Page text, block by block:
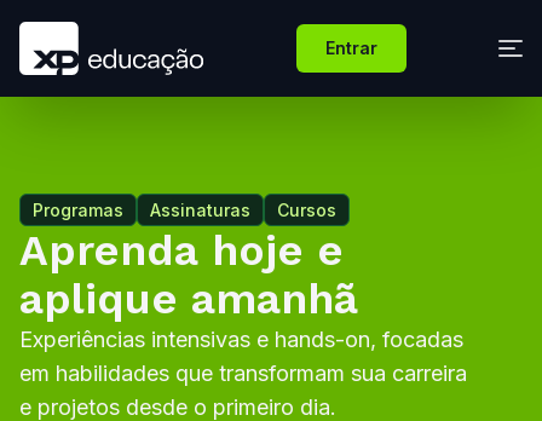
Entrar
Programas Assinaturas Cursos
Aprenda hoje e
aplique amanhã
Experiências intensivas e hands-on, focadas
em habilidades que transformam sua carreira
e projetos desde o primeiro dia.